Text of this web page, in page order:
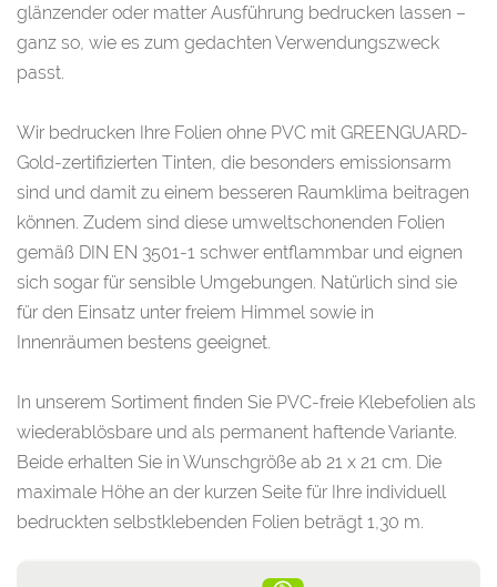
glänzender oder matter Ausführung bedrucken lassen –
ganz so, wie es zum gedachten Verwendungszweck
passt.
Wir bedrucken Ihre Folien ohne PVC mit GREENGUARD-
Gold-zertifizierten Tinten, die besonders emissionsarm
sind und damit zu einem besseren Raumklima beitragen
können. Zudem sind diese umweltschonenden Folien
gemäß DIN EN 3501-1 schwer entflammbar und eignen
sich sogar für sensible Umgebungen. Natürlich sind sie
für den Einsatz unter freiem Himmel sowie in
Innenräumen bestens geeignet.
In unserem Sortiment finden Sie PVC-freie Klebefolien als
wiederablösbare und als permanent haftende Variante.
Beide erhalten Sie in Wunschgröße ab 21 x 21 cm. Die
maximale Höhe an der kurzen Seite für Ihre individuell
bedruckten selbstklebenden Folien beträgt 1,30 m.